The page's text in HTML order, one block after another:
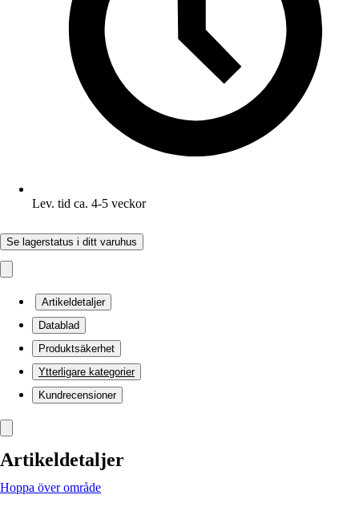
Lev. tid ca. 4-5 veckor
Se lagerstatus i ditt varuhus
Artikeldetaljer
Datablad
Produktsäkerhet
Ytterligare kategorier
Kundrecensioner
Artikeldetaljer
Hoppa över område